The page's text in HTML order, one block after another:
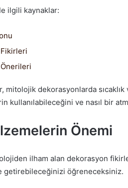
ilgili kaynaklar:
mitolojik dekorasyonlarda
kullanılabileceğini ve nasıl bir
Önemi
ilham alan dekorasyon
getirebileceğinizi öğreneceksiniz.